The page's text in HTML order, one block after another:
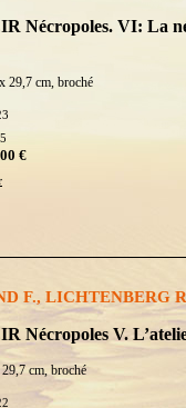
Nécropoles. VI: La
29,7 cm, broché
€
F., LICHTENBERG
Nécropoles V.
cm, broché